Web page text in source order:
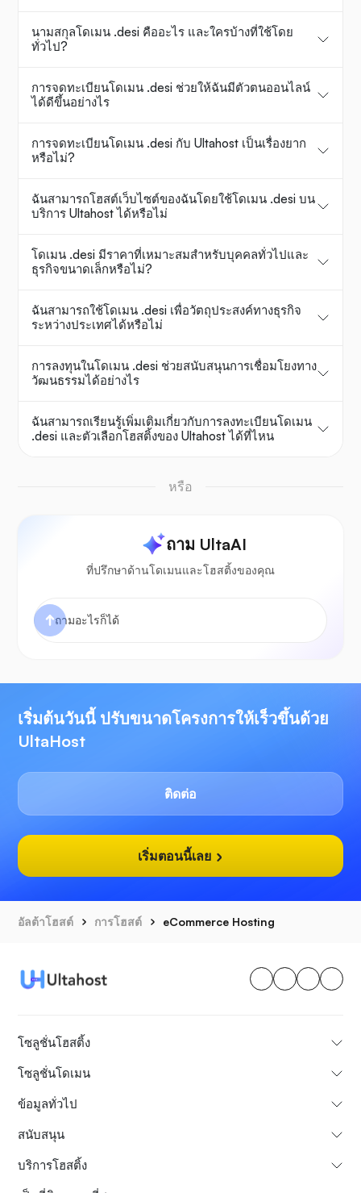
นามสกุลโดเมน .desi คืออะไร และใครบ้างที่ใช้โดย
ทั่วไป?
การจดทะเบียนโดเมน .desi ช่วยให้ฉันมีตัวตนออนไลน์
ได้ดีขึ้นอย่างไร
การจดทะเบียนโดเมน .desi กับ Ultahost เป็นเรื่องยาก
หรือไม่?
ฉันสามารถโฮสต์เว็บไซต์ของฉันโดยใช้โดเมน .desi บน
บริการ Ultahost ได้หรือไม่
โดเมน .desi มีราคาที่เหมาะสมสำหรับบุคคลทั่วไปและ
ธุรกิจขนาดเล็กหรือไม่?
ฉันสามารถใช้โดเมน .desi เพื่อวัตถุประสงค์ทางธุรกิจ
ระหว่างประเทศได้หรือไม่
การลงทุนในโดเมน .desi ช่วยสนับสนุนการเชื่อมโยงทาง
วัฒนธรรมได้อย่างไร
ฉันสามารถเรียนรู้เพิ่มเติมเกี่ยวกับการลงทะเบียนโดเมน
.desi และตัวเลือกโฮสติ้งของ Ultahost ได้ที่ไหน
หรือ
ถาม UltaAI
ที่ปรึกษาด้านโดเมนและโฮสติ้งของคุณ
เริ่มต้นวันนี้ ปรับขนาดโครงการให้เร็วขึ้นด้วย
UltaHost
ติดต่อ
เริ่มตอนนี้เลย
อัลต้าโฮสต์ การโฮสต์ eCommerce Hosting
โซลูชั่นโฮสติ้ง
โซลูชั่นโดเมน
ข้อมูลทั่วไป
สนับสนุน
บริการโฮสติ้ง